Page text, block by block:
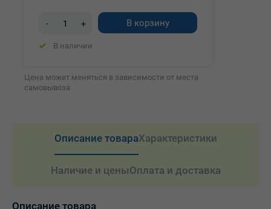
- + В корзину
В наличии
Цена может меняться в зависимости от места
самовывоза
Описание товараХарактеристики
Наличие и ценыОплата и доставка
Описание товара